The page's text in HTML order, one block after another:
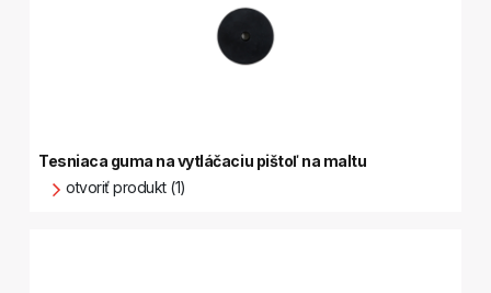
Tesniaca guma na vytláčaciu pištoľ na maltu
otvoriť produkt (1)